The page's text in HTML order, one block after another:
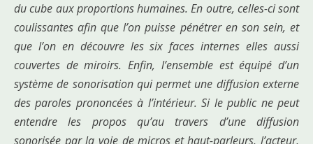
du cube aux proportions humaines. En outre, celles-ci sont
coulissantes afin que l’on puisse pénétrer en son sein, et
que l’on en découvre les six faces internes elles aussi
couvertes de miroirs. Enfin, l’ensemble est équipé d’un
système de sonorisation qui permet une diffusion externe
des paroles prononcées à l’intérieur. Si le public ne peut
entendre les propos qu’au travers d’une diffusion
sonorisée par la voie de micros et haut-parleurs, l’acteur,